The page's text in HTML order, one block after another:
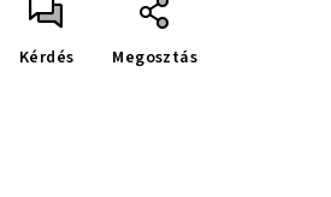
Kérdés Megosztás